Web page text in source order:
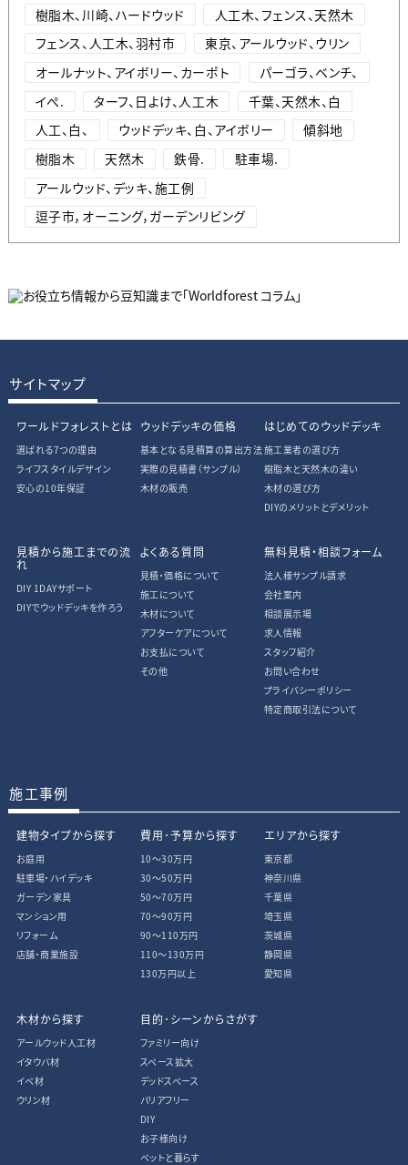
樹脂木、川崎、ハードウッド
人工木、フェンス、天然木
フェンス、人工木、羽村市
東京、アールウッド、ウリン
オールナット、アイボリー、カーポト
パーゴラ、ベンチ、
イぺ.
ターフ、日よけ、人工木
千葉、天然木、白
人工、白、
ウッドデッキ、白、アイボリー
傾斜地
樹脂木
天然木 鉄骨.
駐車場.
アールウッド、デッキ、施工例
逗子市，オーニング，ガーデンリビング
サイトマップ
ワールドフォレストとは
選ばれる7つの理由
ライフスタイルデザイン
安心の10年保証
ウッドデッキの価格
基本となる見積算の算出方法
実際の見積書 （サンプル）
木材の販売
はじめてのウッドデッキ
施工業者の選び方
樹脂木と天然木の違い
木材の選び方
DIYのメリットとデメリット
見積から施工までの流
れ
DIY 1DAYサポート
DIYでウッドデッキを作ろう
よくある質問
見積・価格について
施工について
木材について
アフターケアについて
お支払について
その他
無料見積・相談フォーム
法人様サンプル請求
会社案内
相談展示場
求人情報
スタッフ紹介
お問い合わせ
プライバシーポリシー
特定商取引法について
施工事例
建物タイプから探す
お庭用
駐車場・ハイデッキ
ガーデン家具
マンション用
リフォーム
店舗・商業施設
費用･予算から探す
10〜30万円
30〜50万円
50〜70万円
70〜90万円
90〜110万円
110〜130万円
130万円以上
エリアから探す
東京都
神奈川県
千葉県
埼玉県
茨城県
静岡県
愛知県
木材から探す
アールウッド人工材
イタウバ材
イペ材
ウリン材
目的･シーンからさがす
ファミリー向け
スペース拡大
デッドスペース
バリアフリー
DIY
お子様向け
ペットと暮らす